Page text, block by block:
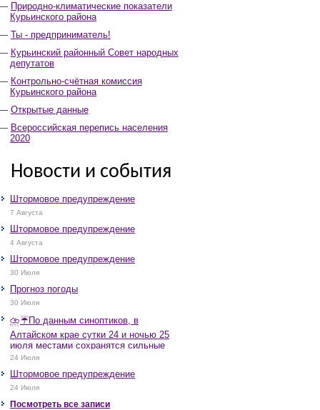
Природно-климатические показатели
Курьинского района
Ты - предприниматель!
Курьинский районный Совет народных
депутатов
Контрольно-счётная комиссия
Курьинского района
Открытые данные
Всероссийская перепись населения
2020
Новости и события
Штормовое предупреждение
7 Августа
Штормовое предупреждение
4 Августа
Штормовое предупреждение
30 Июля
Прогноз погоды
30 Июля
⛈️☔️По данным синоптиков, в
Алтайском крае сутки 24 и ночью 25
июля местами сохранятся сильные
дожди, грозы, при грозах очень
крупный град, шквалистое усиление
ветра до 17-22 м/с, местами порывы
25 м/с и более.
24 Июля
Штормовое предупреждение
24 Июля
Посмотреть все записи